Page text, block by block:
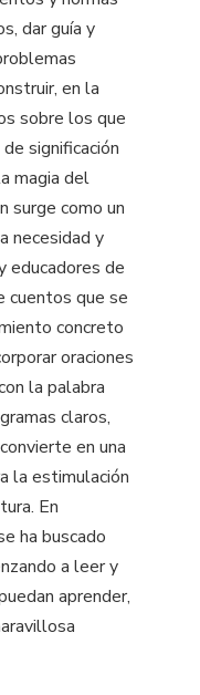
dar guía y
en la
sobre los que
significación
magia del
surge como un
necesidad y
educadores de
cuentos que se
concreto
oraciones
la palabra
claros,
en una
la estimulación
En
ha buscado
a leer y
aprender,